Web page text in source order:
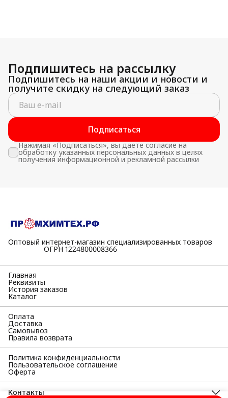
Подпишитесь на рассылку
Подпишитесь на наши акции и новости и
получите скидку на следующий заказ
Подписаться
Нажимая «Подписаться», вы даете согласие на
обработку указанных персональных данных в целях
получения информационной и рекламной рассылки
Оптовый интернет-магазин специализированных товаров
⠀⠀⠀⠀⠀⠀⠀ОГРН 1224800008366
Главная
Реквизиты
История заказов
Каталог
Оплата
Доставка
Самовывоз
Правила возврата
Политика конфиденциальности
Пользовательское соглашение
Оферта
Контакты